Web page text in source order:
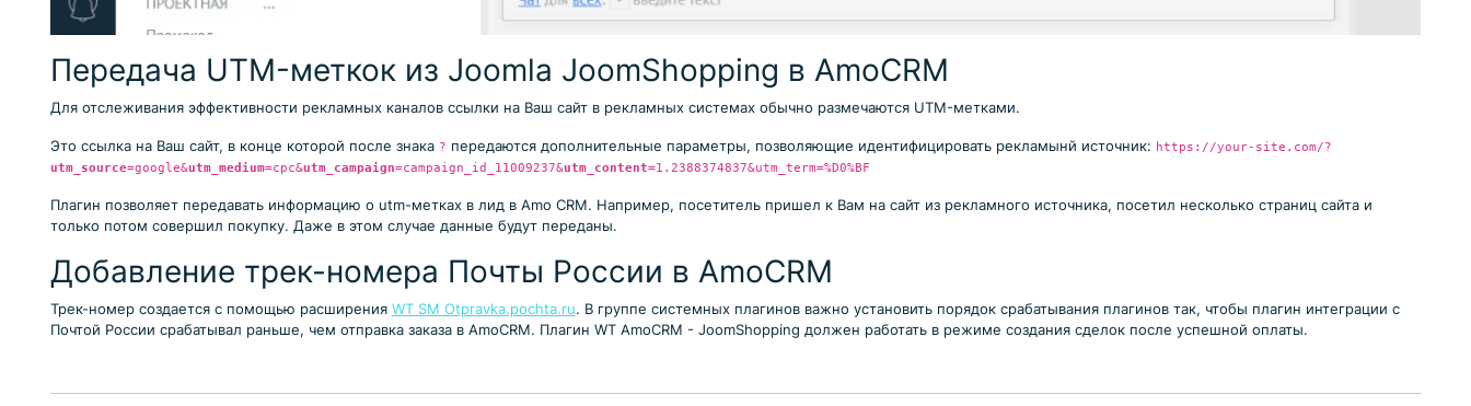
Передача UTM-меткок из Joomla JoomShopping в AmoCRM
Для отслеживания эффективности рекламных каналов ссылки на Ваш сайт в рекламных системах обычно размечаются UTM-метками.
Это ссылка на Ваш сайт, в конце которой после знака ? передаются дополнительные параметры, позволяющие идентифицировать рекламынй источник: https://your-site.com/?
utm_source=google&utm_medium=cpc&utm_campaign=campaign_id_11009237&utm_content=1.2388374837&utm_term=%D0%BF
Плагин позволяет передавать информацию о utm-метках в лид в Amo CRM. Например, посетитель пришел к Вам на сайт из рекламного источника, посетил несколько страниц сайта и
только потом совершил покупку. Даже в этом случае данные будут переданы.
Добавление трек-номера Почты России в AmoCRM
Трек-номер создается с помощью расширения WT SM Otpravka.pochta.ru. В группе системных плагинов важно установить порядок срабатывания плагинов так, чтобы плагин интеграции с
Почтой России срабатывал раньше, чем отправка заказа в AmoCRM. Плагин WT AmoCRM - JoomShopping должен работать в режиме создания сделок после успешной оплаты.